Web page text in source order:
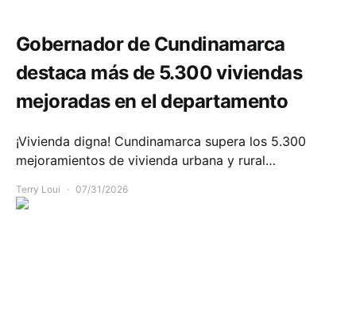
Gobernador de Cundinamarca
destaca más de 5.300 viviendas
mejoradas en el departamento
¡Vivienda digna! Cundinamarca supera los 5.300
mejoramientos de vivienda urbana y rural…
Terry Loui 07/31/2026